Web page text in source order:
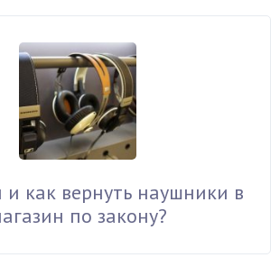
как вернуть наушники в
по закону?